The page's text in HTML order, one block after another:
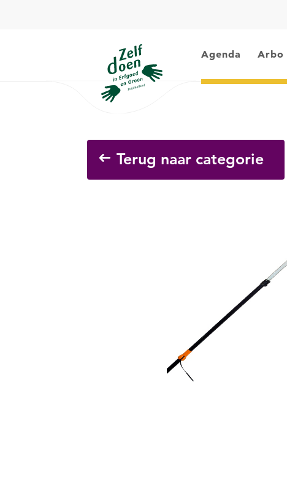
Agenda Arbo
Terug naar categorie